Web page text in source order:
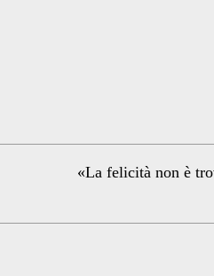
«La felicità non è